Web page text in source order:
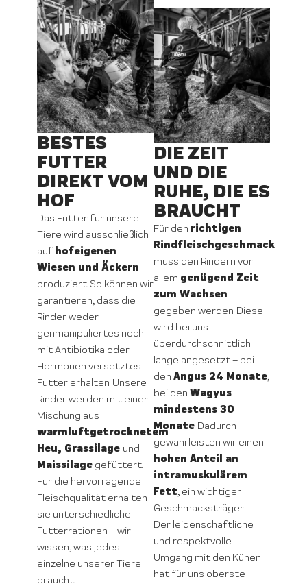
BESTES
FUTTER
DIREKT VOM
HOF
Das Futter für unsere
Tiere wird ausschließlich
auf hofeigenen
Wiesen und Äckern
produziert. So können wir
garantieren, dass die
Rinder weder
genmanipuliertes noch
mit Antibiotika oder
Hormonen versetztes
Futter erhalten. Unsere
Rinder werden mit einer
Mischung aus
warmluftgetrocknetem
Heu, Grassilage und
Maissilagegefüttert.
Für die hervorragende
Fleischqualität erhalten
sie unterschiedliche
Futterrationen – wir
wissen, was jedes
einzelne unserer Tiere
braucht.
DIE ZEIT
UND DIE
RUHE, DIE ES
BRAUCHT
Für den richtigen
Rindfleischgeschmack
muss den Rindern vor
allem genügend Zeit
zum Wachsen
gegeben werden. Diese
wird bei uns
überdurchschnittlich
lange angesetzt – bei
den Angus 24 Monate,
bei den Wagyus
mindestens 30
Monate. Dadurch
gewährleisten wir einen
hohen Anteil an
intramuskulärem
Fett, ein wichtiger
Geschmacksträger!
Der leidenschaftliche
und respektvolle
Umgang mit den Kühen
hat für uns oberste